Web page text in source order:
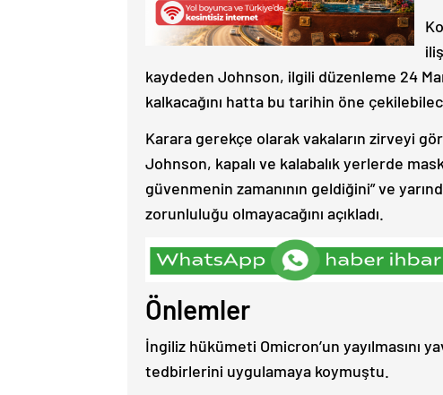
kaydeden Johnson, ilgili düzenleme 24
kalkacağını hatta bu tarihin öne
Karara gerekçe olarak vakaların zirveyi
Johnson, kapalı ve kalabalık yerlerde
güvenmenin zamanının geldiğini” ve
zorunluluğu olmayacağını açıkladı.
Önlemler
İngiliz hükümeti Omicron’un yayılmasını
tedbirlerini uygulamaya koymuştu.